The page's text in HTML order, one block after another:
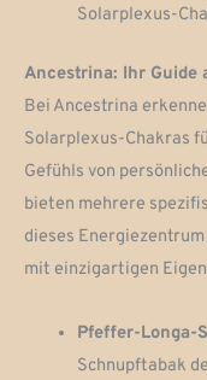
Solarplexus-
Ancestrina: Ihr Guide
Bei Ancestrina
Solarplexus-Chakras
Gefühls von
bieten mehrere
dieses
mit einzigartigen
Pfeffer-Longa-
Schnupftabak